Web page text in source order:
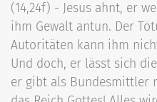
(14,24f) - Jesus ahnt, er
ihm Gewalt antun. Der
Autoritäten kann ihm
Und doch, er lässt sich
er gibt als Bundesmittler